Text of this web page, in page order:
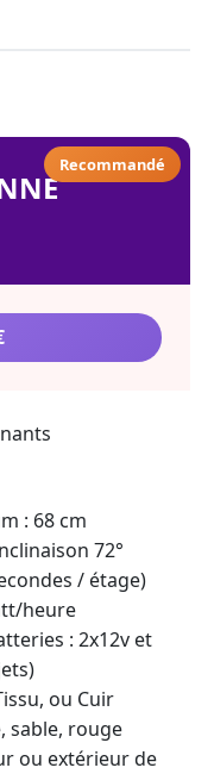
Recommandé
: 68 cm
72°
/ étage)
heure
: 2x12v et
ou Cuir
sable, rouge
ou extérieur de